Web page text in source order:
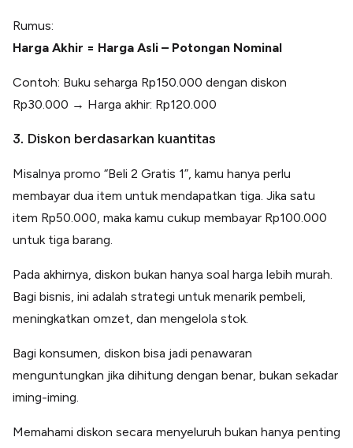
Rumus:
Harga Akhir = Harga Asli – Potongan Nominal
Contoh: Buku seharga Rp150.000 dengan diskon
Rp30.000 → Harga akhir: Rp120.000
3. Diskon berdasarkan kuantitas
Misalnya promo “Beli 2 Gratis 1”, kamu hanya perlu
membayar dua item untuk mendapatkan tiga. Jika satu
item Rp50.000, maka kamu cukup membayar Rp100.000
untuk tiga barang.
Pada akhirnya, diskon bukan hanya soal harga lebih murah.
Bagi bisnis, ini adalah strategi untuk menarik pembeli,
meningkatkan omzet, dan mengelola stok.
Bagi konsumen, diskon bisa jadi penawaran
menguntungkan jika dihitung dengan benar, bukan sekadar
iming-iming.
Memahami diskon secara menyeluruh bukan hanya penting